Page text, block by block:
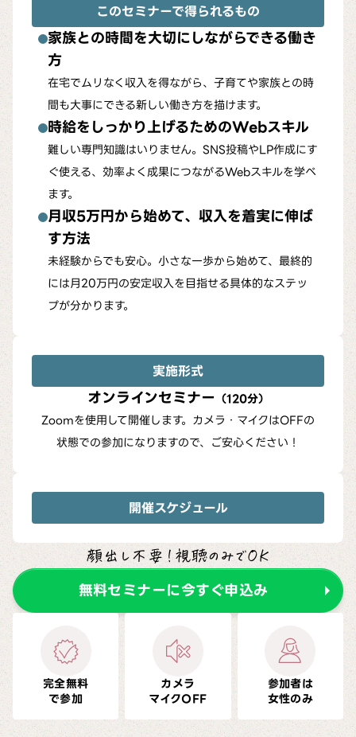
このセミナーで得られるもの
家族との時間を大切にしながらできる働き
方
在宅でムリなく収入を得ながら、子育てや家族との時
間も大事にできる新しい働き方を描けます。
時給をしっかり上げるためのWebスキル
難しい専門知識はいりません。SNS投稿やLP作成にす
ぐ使える、効率よく成果につながるWebスキルを学べ
ます。
月収5万円から始めて、収入を着実に伸ば
す方法
未経験からでも安心。小さな一歩から始めて、最終的
には月20万円の安定収入を目指せる具体的なステッ
プが分かります。
実施形式
オンラインセミナー （120分）
Zoomを使用して開催します。カメラ・マイクはOFFの
状態での参加になりますので、ご安心ください！
開催スケジュール
顔出し不要！視聴のみでOK
無料セミナーに今すぐ申込み
完全無料
で参加
カメラ
マイクOFF
参加者は
女性のみ